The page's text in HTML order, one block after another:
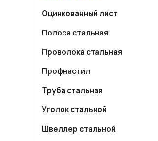
Оцинкованный лист
Полоса стальная
Проволока стальная
Профнастил
Труба стальная
Уголок стальной
Швеллер стальной